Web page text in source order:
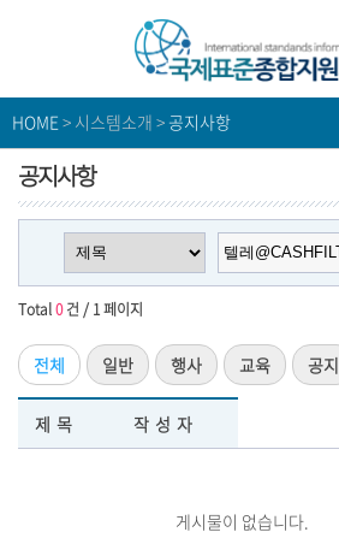
HOME > 시스템소개 > 공지사항
공지사항
Total0건 / 1 페이지
전체 일반 행사 교육 공지
제목 작성자
게시물이 없습니다.